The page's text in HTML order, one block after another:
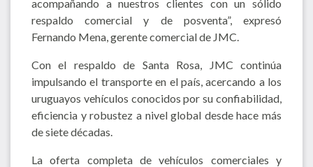
acompañando a nuestros clientes con un sólido
respaldo comercial y de posventa”, expresó
Fernando Mena, gerente comercial de JMC.
Con el respaldo de Santa Rosa, JMC continúa
impulsando el transporte en el país, acercando a los
uruguayos vehículos conocidos por su confiabilidad,
eficiencia y robustez a nivel global desde hace más
de siete décadas.
La oferta completa de vehículos comerciales y